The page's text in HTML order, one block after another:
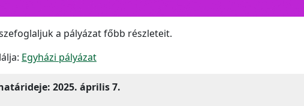
a pályázat főbb részleteit.
Egyházi pályázat
2025. április 7.